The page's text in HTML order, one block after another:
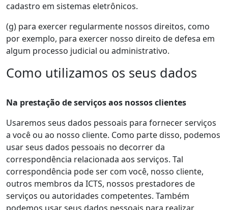
cadastro em sistemas eletrônicos.
(g) para exercer regularmente nossos direitos, como
por exemplo, para exercer nosso direito de defesa em
algum processo judicial ou administrativo.
Como utilizamos os seus dados
Na prestação de serviços aos nossos clientes
Usaremos seus dados pessoais para fornecer serviços
a você ou ao nosso cliente. Como parte disso, podemos
usar seus dados pessoais no decorrer da
correspondência relacionada aos serviços. Tal
correspondência pode ser com você, nosso cliente,
outros membros da ICTS, nossos prestadores de
serviços ou autoridades competentes. Também